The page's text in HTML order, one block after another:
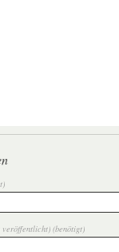
(benötigt)